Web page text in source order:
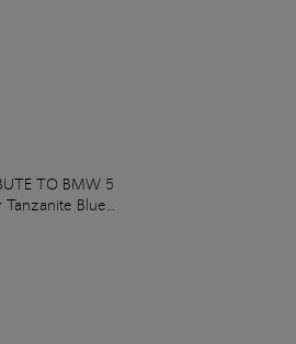
TO BMW 5
Tanzanite Blue